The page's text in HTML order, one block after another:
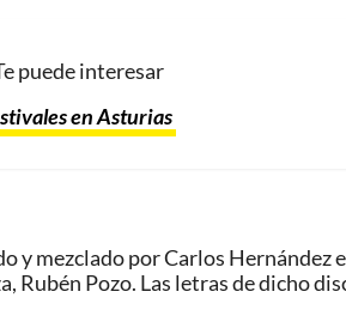
puede interesar
en Asturias
y mezclado por Carlos
Pozo. Las letras de dicho